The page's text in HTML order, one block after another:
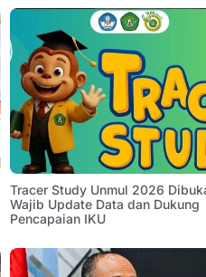
Tracer Study Unmul 2026
Wajib Update Data dan Dukung
Pencapaian IKU